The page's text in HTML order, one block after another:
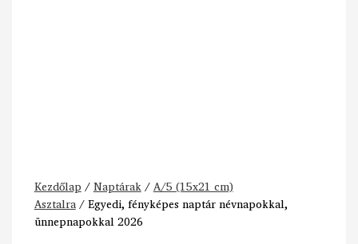
Kezdőlap /Naptárak/A/5 (15x21 cm)
Asztalra/ Egyedi, fényképes naptár névnapokkal,
ünnepnapokkal 2026